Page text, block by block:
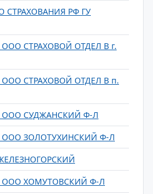
РФ ГУ
ООО СТРАХОВОЙ ОТДЕЛ В г.
ООО СТРАХОВОЙ ОТДЕЛ В п.
ООО СУДЖАНСКИЙ Ф-Л
ООО ЗОЛОТУХИНСКИЙ Ф-Л
ООО ХОМУТОВСКИЙ Ф-Л